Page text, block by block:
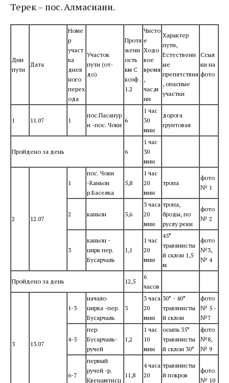
Терек – пос. Алмасиани.
Дни
пути
Дата
Номе
р
участ
ка
днев
ного
перех
ода
Участок
пути (от-
до)
Протя
женн
ость
км С
коэф .
1.2
Чисто
е
Ходо
вое
время
,
час,м
ин
Характер
пути,
Естественн
ые
препятствия
, опасные
участки
Ссыл
ки на
фото
1 11.07 1
пос.Пасанур
и -пос. Чоки
6
1 час
30
мин
дорога
грунтовая
Пройдено за день 6
1 час
30
мин
2 12.07
1
пос. Чоки
-Каньон
р.Баселка
5,8
1 час
20
мин
тропа
фото
№ 1
2 каньон 5,6
3 часа
20
мин
тропа,
броды, по
руслу реки
фото
№ 2
3
каньон -
цирк пер.
Бусарчаль
1,1
1 час
20
мин
45°
травянисты
й склон 1,5
м
фото
№3,
№ 4
Пройдено за день 12,5
6
часов
3 13.07
1-3
начало
цирка -пер.
Бусарчаль
3
3 часа
20
мин
30° - 40°
травянисты
й склон
фото
№ 5 -
№7
4-5
пер.
Бусарчаль-
ручей
1,2
1 час
10
мин
осыпь 35°
травянисты
й склон 30°
фото
№8,
№ 9
6-7
первый
ручей -р.
Квенамтисц
11,8
4 часа
20
травянисты
й покров
фото
№ 10